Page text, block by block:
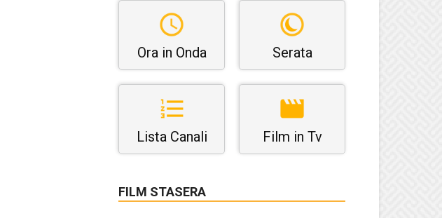
Ora in Onda Serata
Lista Canali Film in Tv
FILM STASERA